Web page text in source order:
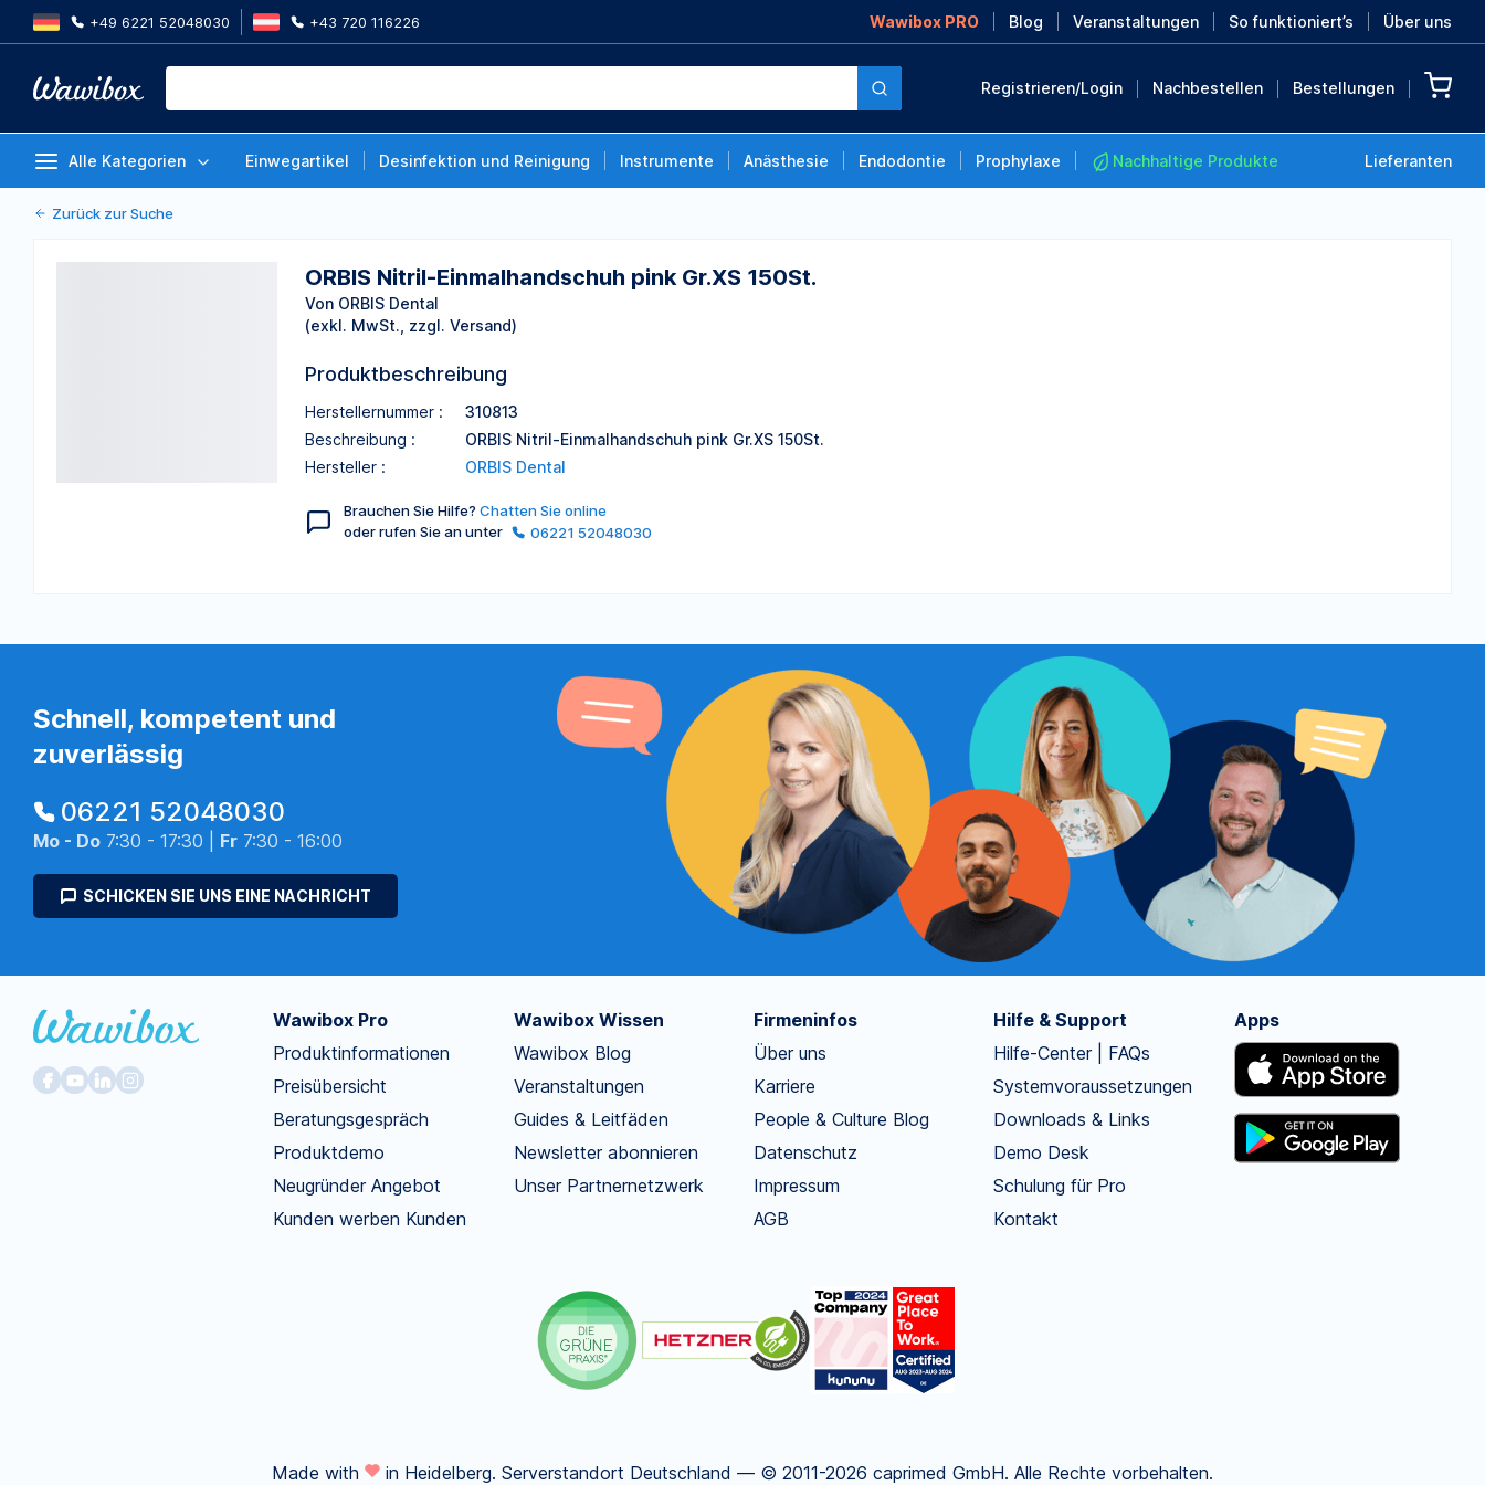
+49 6221 52048030 +43 720 116226 Wawibox PRO Blog Veranstaltungen So funktioniert’s Über uns
Registrieren/Login Nachbestellen Bestellungen
Alle Kategorien Einwegartikel Desinfektion und Reinigung Instrumente Anästhesie Endodontie Prophylaxe Nachhaltige Produkte Lieferanten
Von ORBIS Dental
Zurück zur Suche
ORBIS Nitril-Einmalhandschuh pink Gr.XS 150St.
Von ORBIS Dental
(exkl. MwSt., zzgl. Versand)
Produktbeschreibung
Herstellernummer :
310813
Beschreibung :
ORBIS Nitril-Einmalhandschuh pink Gr.XS 150St.
Hersteller :
ORBIS Dental
Brauchen Sie Hilfe? Chatten Sie online
oder rufen Sie an unter
06221 52048030
Schnell, kompetent und
zuverlässig
06221 52048030
Mo - Do 7:30 - 17:30 | Fr 7:30 - 16:00
SCHICKEN SIE UNS EINE NACHRICHT
Wawibox Pro
Produktinformationen
Preisübersicht
Beratungsgespräch
Produktdemo
Neugründer Angebot
Kunden werben Kunden
Wawibox Wissen
Wawibox Blog
Veranstaltungen
Guides & Leitfäden
Newsletter abonnieren
Unser Partnernetzwerk
Firmeninfos
Über uns
Karriere
People & Culture Blog
Datenschutz
Impressum
AGB
Hilfe & Support
Hilfe-Center | FAQs
Systemvoraussetzungen
Downloads & Links
Demo Desk
Schulung für Pro
Kontakt
Apps
Made with in Heidelberg. Serverstandort Deutschland — © 2011-2026 caprimed GmbH. Alle Rechte vorbehalten.